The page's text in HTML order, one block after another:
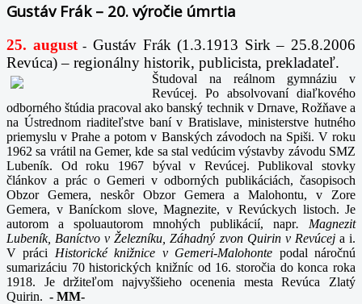
Gustáv Frák – 20. výročie úmrtia
25. august- Gustáv Frák (1.3.1913 Sirk – 25.8.2006
Revúca) – regionálny historik, publicista, prekladateľ.
Študoval na reálnom gymnáziu v
Revúcej. Po absolvovaní diaľkového
odborného štúdia pracoval ako banský technik v Drnave, Rožňave a
na Ústrednom riaditeľstve baní v Bratislave, ministerstve hutného
priemyslu v Prahe a potom v Banských závodoch na Spiši. V roku
1962 sa vrátil na Gemer, kde sa stal vedúcim výstavby závodu SMZ
Lubeník. Od roku 1967 býval v Revúcej. Publikoval stovky
článkov a prác o Gemeri v odborných publikáciách, časopisoch
Obzor Gemera, neskôr Obzor Gemera a Malohontu, v Zore
Gemera, v Baníckom slove, Magnezite, v Revúckych listoch. Je
autorom a spoluautorom mnohých publikácií, napr. Magnezit
Lubeník, Baníctvo v Železníku, Záhadný zvon Quirin v Revúcej a i.
V práci Historické knižnice v Gemeri-Malohonte podal náročnú
sumarizáciu 70 historických knižníc od 16. storočia do konca roka
1918. Je držiteľom najvyššieho ocenenia mesta Revúca Zlatý
Quirin. - MM-